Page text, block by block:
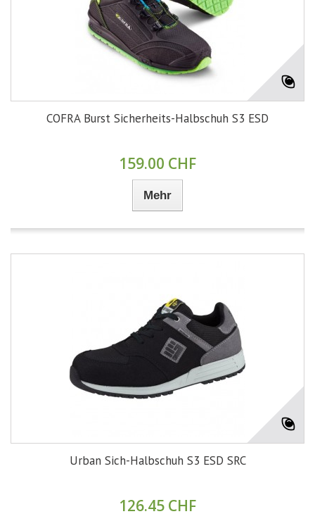
COFRA Burst Sicherheits-Halbschuh S3 ESD
159.00 CHF
Mehr
Urban Sich-Halbschuh S3 ESD SRC
126.45 CHF